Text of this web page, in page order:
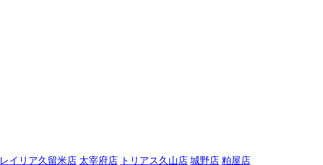
レイリア久留米店 太宰府店 トリアス久山店 城野店 粕屋店